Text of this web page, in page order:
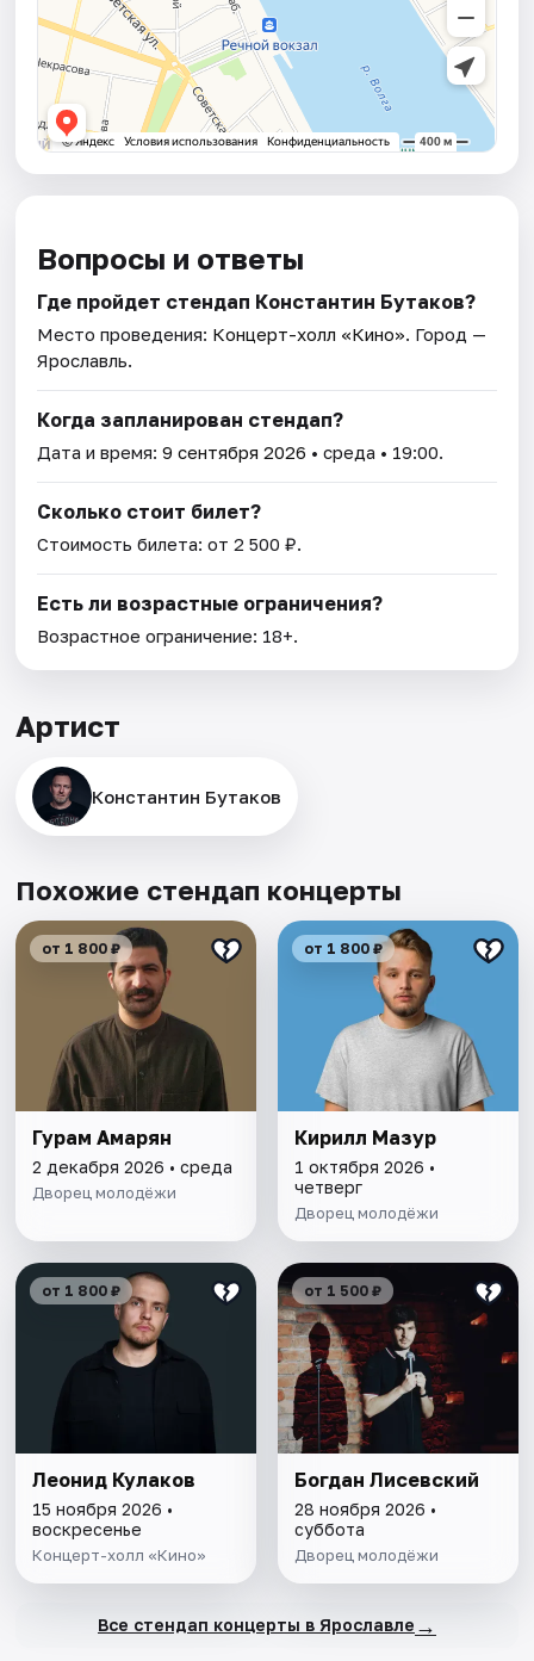
Вопросы и ответы
Где пройдет стендап Константин Бутаков?
Место проведения: Концерт-холл «Кино». Город —
Ярославль.
Когда запланирован стендап?
Дата и время:9 сентября 2026 • среда • 19:00.
Сколько стоит билет?
Стоимость билета: от 2 500 ₽.
Есть ли возрастные ограничения?
Возрастное ограничение: 18+.
Артист
Константин Бутаков
Похожие стендап концерты
от 1 800 ₽
Гурам Амарян
2 декабря 2026 • среда
Дворец молодёжи
от 1 800 ₽
Кирилл Мазур
1 октября 2026 •
четверг
Дворец молодёжи
от 1 800 ₽
Леонид Кулаков
15 ноября 2026 •
воскресенье
Концерт-холл «Кино»
от 1 500 ₽
Богдан Лисевский
28 ноября 2026 •
суббота
Дворец молодёжи
Все стендап концерты в Ярославле →